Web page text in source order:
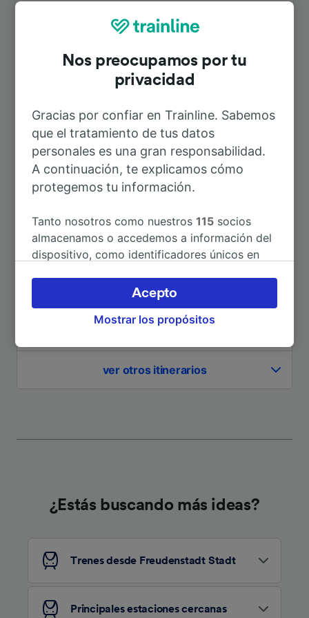
Rutas más populares desde
A Haslach
A Rastatt 59min
A Baden-Baden 1h 14min
ver otros itinerarios
¿Estás buscando más ideas?
Trenes desde Freudenstadt Stadt
Principales estaciones cercanas
Nos preocupamos por tu
privacidad
Gracias por confiar en Trainline. Sabemos
que el tratamiento de tus datos
personales es una gran responsabilidad.
A continuación, te explicamos cómo
protegemos tu información.
Tanto nosotros como nuestros115 socios
almacenamos o accedemos a información del
dispositivo, como identificadores únicos en
Puedes aceptar o administrar tus preferencias
haciendo clic abajo, incluido el derecho de
oposición en función de tu interés legítimo o,
de la política de privacidad. Tus preferencias
se notificarán a nuestros socios y no
afectarán a los datos de navegación. Tus
características del dispositivo para su
contenido personalizados, medición de
publicidad y contenido, investigación de
Lista de asociados (proveedores)
Mostrar los propósitos
Acepto